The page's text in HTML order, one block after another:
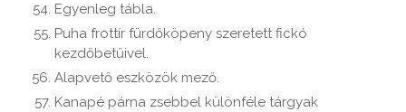
Egyenleg tábla.
Puha frottír fürdőköpeny szeretett fickó
kezdőbetűivel.
Alapvető eszközök mező.
Kanapé párna zsebbel különféle tárgyak